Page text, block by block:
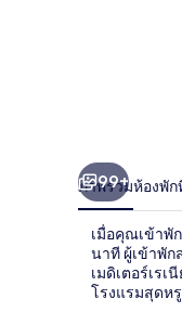
99+
ภาพรวมห้องพัก
เมื่อคุณเข้าพั
นาที ผู้เข้าพัก
เมดิเตอร์เร
โรงแรมสุดห